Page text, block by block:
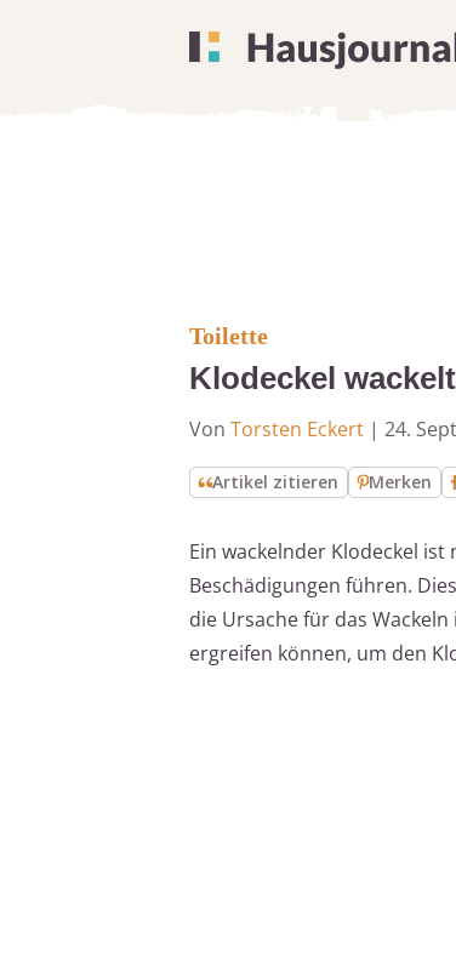
Toilette
Klodeckel
Von Torsten Eckert | 24.
Artikel zitieren Merken
Ein wackelnder Klodeckel
Beschädigungen führen.
die Ursache für das
ergreifen können, um den